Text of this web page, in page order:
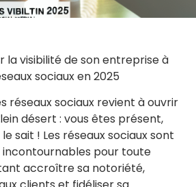
visibilité de son entreprise à
sociaux en 2025
réseaux sociaux revient à ouvrir
désert : vous êtes présent,
sait ! Les réseaux sociaux sont
incontournables pour toute
accroître sa notoriété,